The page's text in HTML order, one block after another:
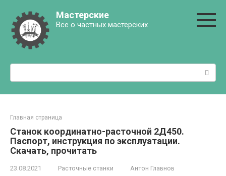
контенту
Мастерские
Все о частных мастерских
Поиск:
Главная страница
Станок координатно-расточной 2Д450.
Паспорт, инструкция по эксплуатации.
Скачать, прочитать
23.08.2021 Расточные станки Антон Главнов